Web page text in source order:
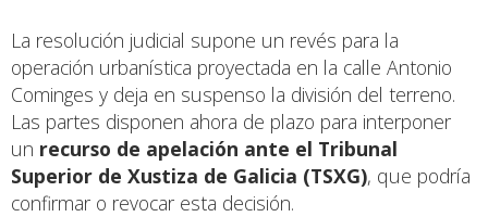
La resolución judicial supone un revés para la
operación urbanística proyectada en la calle Antonio
Cominges y deja en suspenso la división del terreno.
Las partes disponen ahora de plazo para interponer
un recurso de apelación ante el Tribunal
Superior de Xustiza de Galicia (TSXG), que podría
confirmar o revocar esta decisión.